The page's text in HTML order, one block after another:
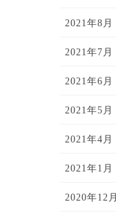
2021年8月
2021年7月
2021年6月
2021年5月
2021年4月
2021年1月
2020年12月